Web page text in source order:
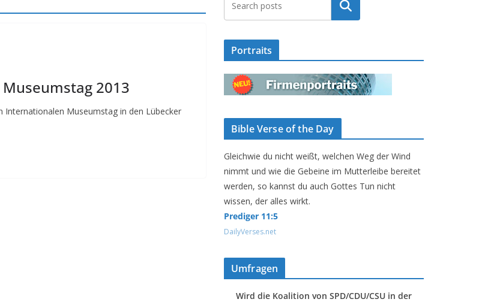
2013
Internationalen Museumstag in den Lübecker
Suchen
Portraits
Bible Verse of the Day
Gleichwie du nicht weißt, welchen Weg der Wind
nimmt und wie die Gebeine im Mutterleibe bereitet
werden, so kannst du auch Gottes Tun nicht
wissen, der alles wirkt.
Prediger 11:5
DailyVerses.net
Umfragen
Wird die Koalition von SPD/CDU/CSU in der